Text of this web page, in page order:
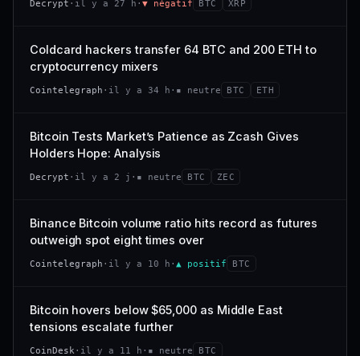
−0,4 % −2,9 %
−94,7 % #101
CONFIANCE
VAR. 7 J
CONFIANCE
Decrypt · il y a 27 h · ▼ négatif BTC XRP
Coldcard hackers transfer 64 BTC and 200 ETH to
cryptocurrency mixers
Cointelegraph · il y a 34 h · ▪ neutre BTC ETH
Bitcoin Tests Market’s Patience as Zcash Gives
Holders Hope: Analysis
Decrypt · il y a 2 j · ▪ neutre BTC ZEC
Binance Bitcoin volume ratio hits record as futures
outweigh spot eight times over
Cointelegraph · il y a 10 h · ▲ positif BTC
Bitcoin hovers below $65,000 as Middle East
tensions escalate further
CoinDesk · il y a 11 h · ▪ neutre BTC